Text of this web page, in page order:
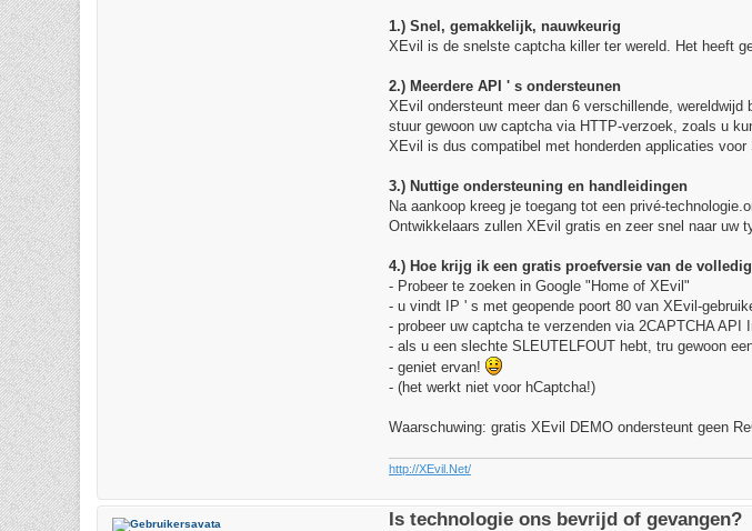
1.) Snel, gemakkelijk, nauwkeurig
XEvil is de snelste captcha killer ter wereld. Het heeft
2.) Meerdere API ' s ondersteunen
XEvil ondersteunt meer dan 6 verschillende,
stuur gewoon uw captcha via HTTP-verzoek, zoals u
XEvil is dus compatibel met honderden applicaties
3.) Nuttige ondersteuning en handleidingen
Na aankoop kreeg je toegang tot een privé-
Ontwikkelaars zullen XEvil gratis en zeer snel naar uw
4.) Hoe krijg ik een gratis proefversie van de
- Probeer te zoeken in Google "Home of XEvil"
- u vindt IP ' s met geopende poort 80 van XEvil-
- probeer uw captcha te verzenden via 2CAPTCHA API
- als u een slechte SLEUTELFOUT hebt, tru gewoon
- geniet ervan!
- (het werkt niet voor hCaptcha!)
Waarschuwing: gratis XEvil DEMO ondersteunt geen
http://XEvil.Net/
Is technologie ons bevrijd of gevangen?